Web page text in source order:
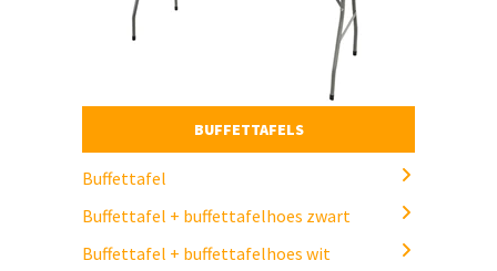
BUFFETTAFELS
Buffettafel
Buffettafel + buffettafelhoes zwart
Buffettafel + buffettafelhoes wit